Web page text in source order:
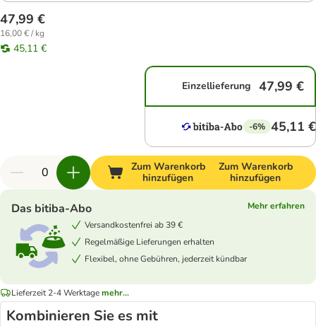
47,99 €
16,00 € / kg
45,11 €
Einzellieferung 47,99 €
-6% 45,11 €
Zum Warenkorb
hinzufügen
Zum Warenkorb
hinzufügen
Das bitiba-Abo
Mehr erfahren
Versandkostenfrei ab 39 €
Regelmäßige Lieferungen erhalten
Flexibel, ohne Gebühren, jederzeit kündbar
Lieferzeit 2-4 Werktagemehr...
Kombinieren Sie es mit